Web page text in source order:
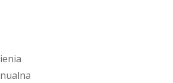
ienia
nualna